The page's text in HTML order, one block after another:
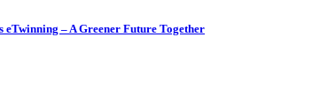
eTwinning – A Greener Future Together